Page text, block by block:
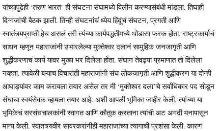
यांच्यापुढेही ‘तरुण भारत’ ही संघटना संघामध्ये विलीन करण्यासंबंधी मांडला. तिघाही
दिग्गजांची बैठक झाली. तिन्ही संघटनांचं ध्येय हिंदूंचं संघटन, प्रगती आणि
स्वातंत्र्यप्राप्ती हेच असलं तरी त्यंच्या कार्यपद्धतीमध्ये थोडासा फरक होता. राष्ट्रकार्याचं
साधन म्हणून महाराजांनी उभारलेल्या मुक्तेश्वर दलानं सामुहिक जनजागृती आणि
शुद्धीकरणाचं कार्य यावर मुख्य भर दिलेला होता. संघान तेवढ्या प्रमाणात तो दिलेला
नव्हता. त्यावेळी बऱ्याच विचारांती महाराजांनी संघ लोकजागृती आणि शुद्धीकरण या दोन्ही
आघाड्यांवर काम करायला तयार असेल तर मी ‘मुक्तेश्वर दला’चे सर्वाधिकार पद सोडून
संघाचा स्वयंसेवक व्हायला तयार आहे. अशी आपली भूमिका जाहीर केली. त्यांच्या या
भूमिकेचं सरसंघचालकांनी स्वागत आणि कौतुक करताना त्यांची अट अगदी मनापासून
मान्य केली. स्वातंत्र्यवीर सावरकरांनीही महाराजांच्या त्यागाची प्रशंसा केली. कारण